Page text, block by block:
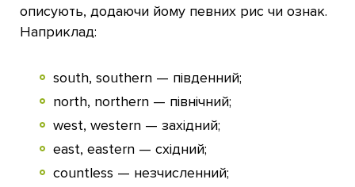
описують, додаючи йому певних рис чи ознак.
Наприклад:
south, southern — південний;
north, northern — північний;
west, western — західний;
east, eastern — східний;
countless — незчисленний;